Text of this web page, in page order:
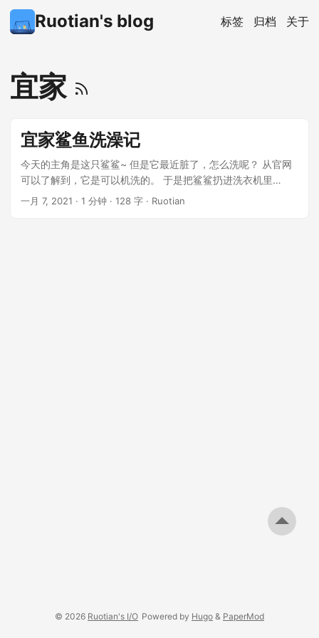
Ruotian's blog 标签 归档 关于
宜家
宜家鲨鱼洗澡记
今天的主角是这只鲨鲨~ 但是它最近脏了，怎么洗呢？ 从官网
可以了解到，它是可以机洗的。 于是把鲨鲨扔进洗衣机里
hiahiahia 可能是受到了旋转的离心力影响，出浴时鲨鲨内部填
一月 7, 2021 · 1 分钟 · 128 字 · Ruotian
© 2026 Ruotian's I/O Powered by Hugo & PaperMod